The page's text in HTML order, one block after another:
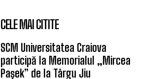
CELE MAI CITITE
SCM Universitatea Craiova
participă la Memorialul „Mircea
Pașek” de la Târgu Jiu